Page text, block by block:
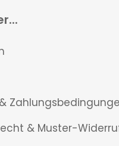
& Muster-